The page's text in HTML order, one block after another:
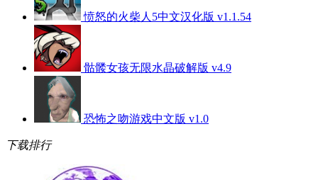
愤怒的火柴人5中文汉化版 v1.1.54
骷髅女孩无限水晶破解版 v4.9
恐怖之吻游戏中文版 v1.0
下载排行